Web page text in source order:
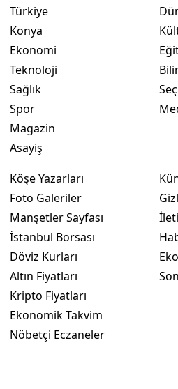
Türkiye
Konya
Ekonomi
Teknoloji
Sağlık
Spor
Magazin
Asayiş
Köşe Yazarları
Foto Galeriler
Manşetler Sayfası
İstanbul Borsası
Döviz Kurları
Altın Fiyatları
Kripto Fiyatları
Ekonomik Takvim
Nöbetçi Eczaneler